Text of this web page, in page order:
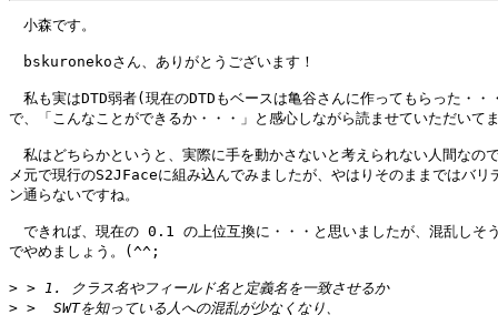
小森です。
bskuronekoさん、ありがとうございます！
私も実はDTD弱者(現在のDTDもベースは亀谷さんに作ってもらった・・
で、「こんなことができるか・・・」と感心しながら読ませていただいて
私はどちらかというと、実際に手を動かさないと考えられない人間なの
メ元で現行のS2JFaceに組み込んでみましたが、やはりそのままではバリ
ン通らないですね。
できれば、現在の 0.1 の上位互換に・・・と思いましたが、混乱しそ
でやめましょう。(^^;
>
>